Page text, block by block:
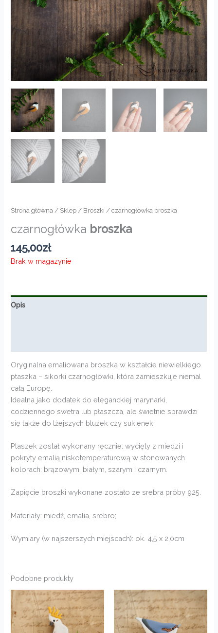
Strona główna / Sklep / Broszki / czarnogłówka broszka
czarnogłówka broszka
145,00zł
Brak w magazynie
Opis
Oryginalna emaliowana broszka w kształcie niewielkiego
ptaszka – sikorki czarnogłówki, która zamieszkuje niemal
całą Europę.
Idealna jako dodatek do eleganckiej marynarki,
codziennego swetra lub płaszcza, ale świetnie sprawdzi
się także do lżejszych bluzek czy sukienek.
Ptaszek został wykonany ręcznie: wycięty z miedzi i
pokryty emalią niskotemperaturową w stonowanych
kolorach: brązowym, białym, szarym i czarnym.
Zapięcie broszki wykonane zostało ze srebra próby 925.
Materiały: miedź, emalia, srebro;
Wymiary (w najszerszych miejscach): ok. 4,5 x 2,0cm
Podobne produkty